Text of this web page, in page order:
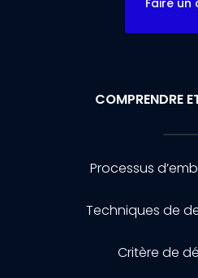
COMPRENDRE
Processus
Techniques de
Critère de